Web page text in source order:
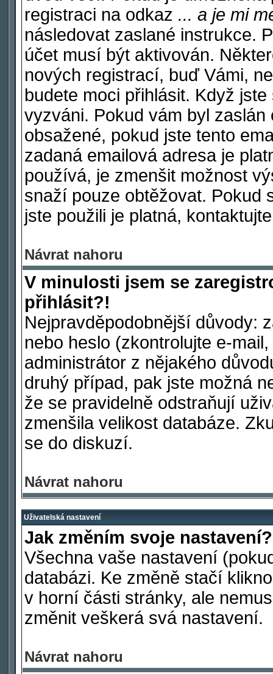
registraci na odkaz ... a je mi
následovat zaslané instrukce.
účet musí být aktivován.
nových registrací, buď Vámi,
budete moci přihlásit. Když
vyzváni. Pokud vám byl
obsažené, pokud jste tento
zadaná emailová adresa je
používá, je zmenšit možnost
snaží pouze obtěžovat. Pokud
jste použili je platná,
Návrat nahoru
V minulosti jsem se
přihlásit?!
Nejpravděpodobnější důvody:
nebo heslo (zkontrolujte e-
administrátor z nějakého
druhý případ, pak jste možná
že se pravidelně odstraňují
zmenšila velikost databáze.
se do diskuzí.
Návrat nahoru
Uživatelská nastavení
Jak změním svoje nastavení?
Všechna vaše nastavení
databázi. Ke změně stačí
v horní části stránky, ale
změnit veškerá svá nastavení.
Návrat nahoru